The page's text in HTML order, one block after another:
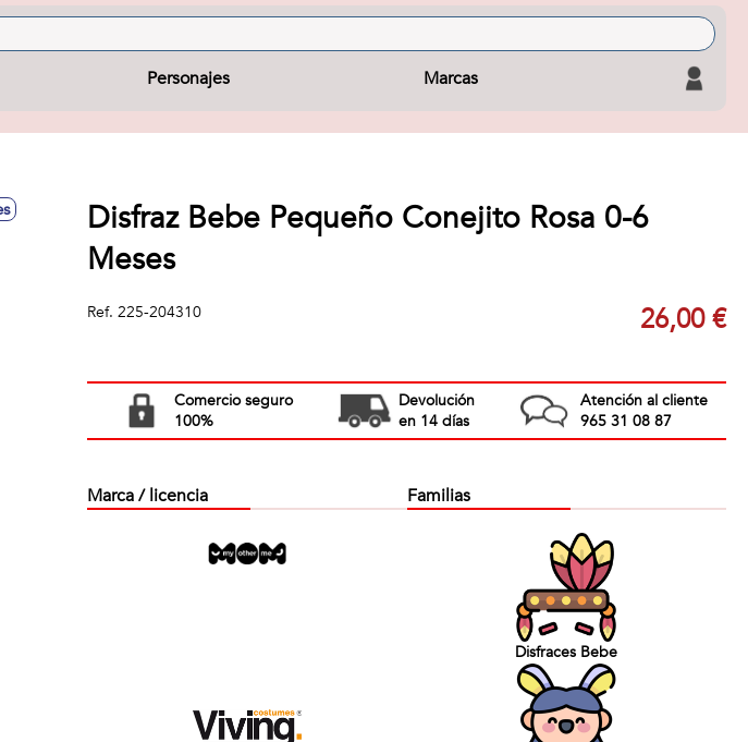
Personajes Marcas
Disfraz Bebe Pequeño Conejito Rosa 0-6
Meses
Ref. 225-204310 26,00 €
Comercio seguro
100%
Devolución
en 14 días
Atención al cliente
965 31 08 87
Marca / licencia Familias
Disfraces Bebe